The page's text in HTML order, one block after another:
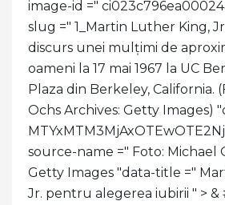
image-id ="
slug =" 1_Martin Luther King,
discurs unei mulțimi de
oameni la 17 mai 1967 la UC
Plaza din Berkeley, California.
Ochs Archives: Getty Images)
source-name =" Foto: Michael
Getty Images "data-title ="
Jr. pentru alegerea iubirii " > &